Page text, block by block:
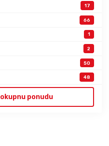
17
66
1
2
50
48
ponudu